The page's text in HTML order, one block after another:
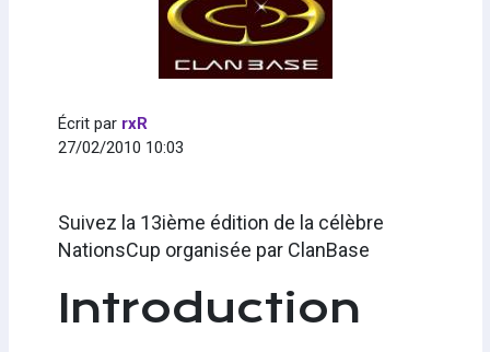
Écrit par rxR
27/02/2010 10:03
Suivez la 13ième édition de la célèbre
NationsCup organisée par ClanBase
Introduction